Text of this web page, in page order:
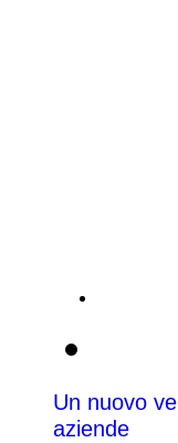
Un nuovo
aziende